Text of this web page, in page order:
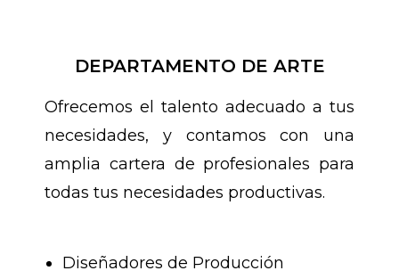
DEPARTAMENTO DE ARTE
Ofrecemos el talento adecuado a tus
necesidades, y contamos con una
amplia cartera de profesionales para
todas tus necesidades productivas.
Diseñadores de Producción